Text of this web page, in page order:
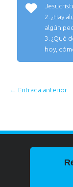
2. ¿Hay
algún
3. ¿Qué
hoy,
← Entrada anterior